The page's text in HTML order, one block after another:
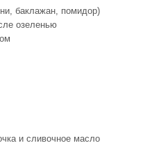
баклажан, помидор)
озеленью
и сливочное масло